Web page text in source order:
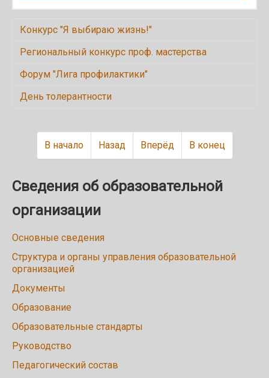
Конкурс "Я выбираю жизнь!"
Региональный конкурс проф. мастерства
Форум "Лига профилактики"
День толерантности
В начало Назад Вперёд В конец
Сведения об образовательной
организации
Основные сведения
Структура и органы управления образовательной
организацией
Документы
Образование
Образовательные стандарты
Руководство
Педагогический состав